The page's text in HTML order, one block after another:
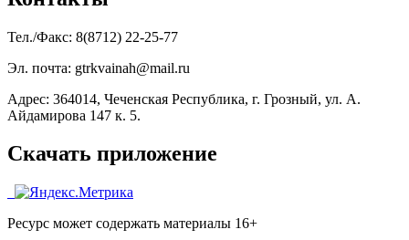
Тел./Факс: 8(8712) 22-25-77
Эл. почта: gtrkvainah@mail.ru
Адрес: 364014, Чеченская Республика, г. Грозный, ул. А.
Айдамирова 147 к. 5.
Скачать приложение
Ресурс может содержать материалы 16+